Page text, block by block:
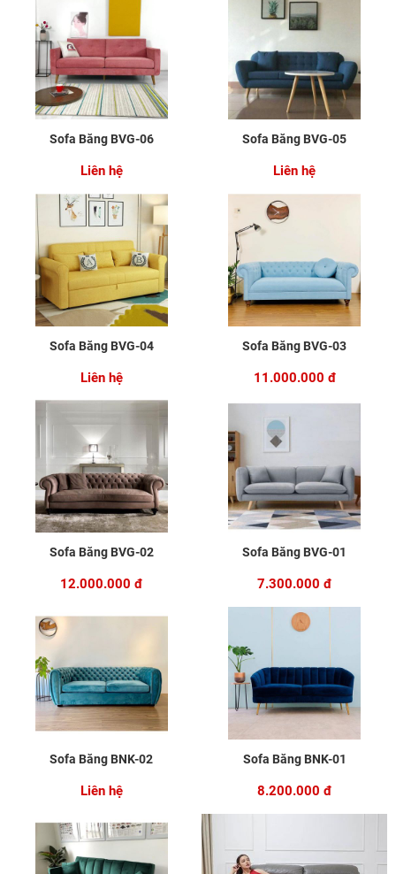
Sofa Băng BVG-06
Liên hệ
Sofa Băng BVG-05
Liên hệ
Sofa Băng BVG-04
Liên hệ
Sofa Băng BVG-03
11.000.000 đ
Sofa Băng BVG-02
12.000.000 đ
Sofa Băng BVG-01
7.300.000 đ
Sofa Băng BNK-02
Liên hệ
Sofa Băng BNK-01
8.200.000 đ